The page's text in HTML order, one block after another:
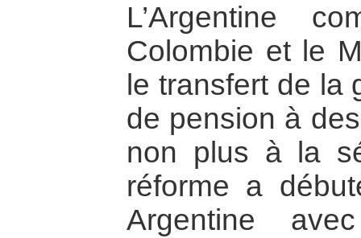
L’Argentine
Colombie et le
le transfert de la
de pension à
non plus à la
réforme a
Argentine